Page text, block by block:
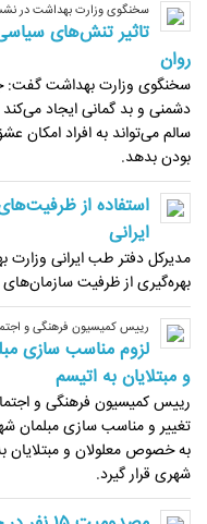
سخنگوی وزارت بهداشت در
تاثیر تنش‌های
روان
سخنگوی وزارت بهداشت گفت:
دشمنی و بد گمانی ایجاد
سالم می‌تواند به افراد امکان
بودن بدهد.
استفاده از
ایرانی
مدیرکل دفتر طب ایرانی
بهره‌گیری از ظرفیت سازمان‌های
رییس کمیسیون فرهنگی و
لزوم مناسب سازی
و مبتلایان به اتیسم
رییس کمیسیون فرهنگی و
تغییر و مناسب سازی مبلمان
به خصوص معلولان و مبتلایان
شهری قرار گیرد.